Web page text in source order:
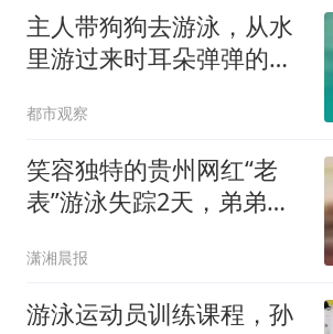
主人带狗狗去游泳，从水
里游过来时耳朵弹弹的，
了
都市观察
笑容独特的贵州网红“老
表”游泳失踪2天，弟弟：
潇湘晨报
游泳运动员训练课程，孙